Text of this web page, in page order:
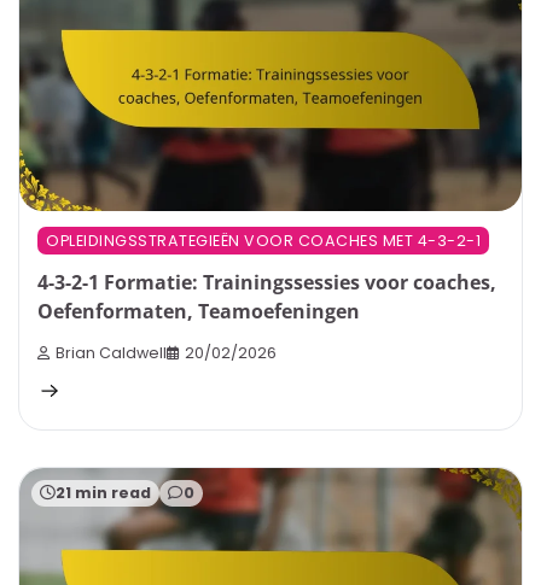
OPLEIDINGSSTRATEGIEËN VOOR COACHES MET 4-3-2-1
4-3-2-1 Formatie: Trainingssessies voor coaches,
Oefenformaten, Teamoefeningen
Brian Caldwell 20/02/2026
21 min read 0